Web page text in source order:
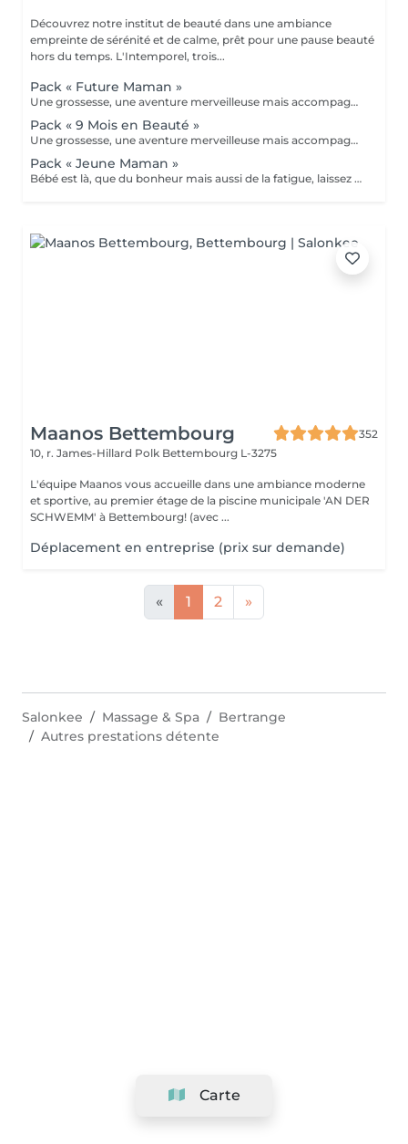
Découvrez notre institut de beauté dans une ambiance
empreinte de sérénité et de calme, prêt pour une pause beauté
hors du temps. L'Intemporel, trois...
Pack « Future Maman »
Une grossesse, une aventure merveilleuse mais accompagnée bien souvent de fatigue, jambes lourdes, teint brouillé, morale up and down, alors pour vous soulager, nous avons créé nos packs. A commencer au second trimestre : - 6 massages prénatals (à raison d'un/mois) - 1 soin visage Bulle de douceur ou purifiant ou hydratant intense selon votre type de peau (avant l'arrivée de bébé et la maternité) - 2 beautés des pieds (car à moins d'être une acrobate en fin de parcours nos pieds sont loin ;-) - 1 crème spéciale vergetures Clarins et 1 protection UV 50 pour éviter les tâches pigmentaires Prix spécial de 920€ au lieu de 1135€ A offrir ou à s'offrir
Pack « 9 Mois en Beauté »
Une grossesse, une aventure merveilleuse mais accompagnée bien souvent de fatigue, jambes lourdes, teint brouillé, morale up and down, alors pour vous soulager, nous avons créé nos packs. A commencer au second trimestre : - 12 massages prénatals (à raison de 2/mois) - 4 soins visage Bulle de douceur ou purifiant ou hydratant intense selon votre type de peau (à étaler selon vos envies ou toutes 6 semaines) - 3 beautés des pieds (car à moins d'être une acrobate en fin de parcours nos pieds sont loin ;-) - 1 crème spéciale vergetures Clarins, 1 huile tonic Clarins et 1 protection UV 50 Clarins pour éviter les tâches pigmentaires Prix spécial de 1899€ au lieu de 2415€ A offrir ou à s'offrir
Pack « Jeune Maman »
Bébé est là, que du bonheur mais aussi de la fatigue, laissez papa ou mamie s'occuper de la prunelle de vos yeux et venez passer du temps chez nous pour simplement vous détendre. - Soin visage hydratant (ou autre soin complet au choix dans nos classiques) - Gommage complet du corps suivi de sa réhydratation - Manucure et beauté des pieds Reconnexion totale avec vous même grâce à ce moment privilégié
Maanos Bettembourg
352
10, r. James-Hillard Polk Bettembourg L-3275
L'équipe Maanos vous accueille dans une ambiance moderne
et sportive, au premier étage de la piscine municipale 'AN DER
SCHWEMM' à Bettembourg! (avec ...
Déplacement en entreprise (prix sur demande)
« 1 2 »
Carte
Salonkee Massage & Spa
Bertrange
Autres prestations détente